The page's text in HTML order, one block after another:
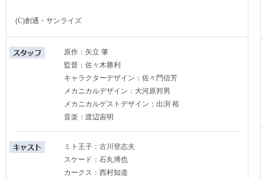
(C)創通・サンライズ
原作：矢立 肇
監督：佐々木勝利
キャラクターデザイン：佐々門信芳
メカニカルデザイン：大河原邦男
メカニカルゲストデザイン：出渕 裕
音楽：渡辺宙明
ミト王子：古川登志夫
スケード：石丸博也
カークス：西村知道